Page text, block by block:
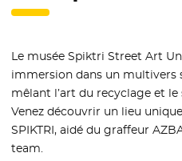
Le musée Spiktri Street Art
immersion dans un multivers
mêlant l’art du recyclage et le
Venez découvrir un lieu
SPIKTRI, aidé du graffeur
team.